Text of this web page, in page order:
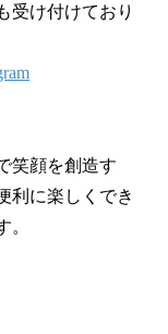
受け付けており
笑顔を創造す
利に楽しくでき
。